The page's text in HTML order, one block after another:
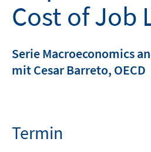
Cost of Job
Serie Macroeconomics
mit Cesar Barreto, OECD
Termin